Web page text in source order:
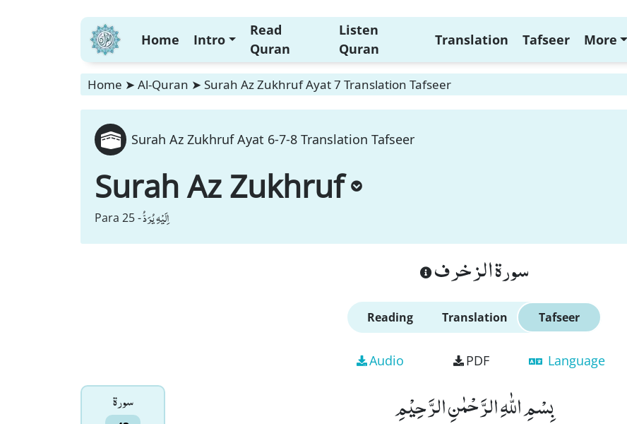
Home Intro
Read
Quran
Listen
Quran
Translation Tafseer More
Home ➤ Al-Quran ➤ Surah Az Zukhruf Ayat 7 Translation Tafseer
Surah Az Zukhruf Ayat 6-7-8 Translation Tafseer
Surah Az Zukhruf
Para 25 -اِلَیْهِ یُرَدُّ
سورة الزخرف
Reading Translation Tafseer
Audio PDF Language
سورۃ بِسْمِ اللّٰهِ الرَّحْمٰنِ الرَّحِیْمِ